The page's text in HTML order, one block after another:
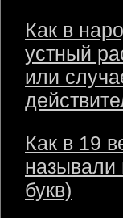
Как в
устный
или
Как в 19
называли
букв)